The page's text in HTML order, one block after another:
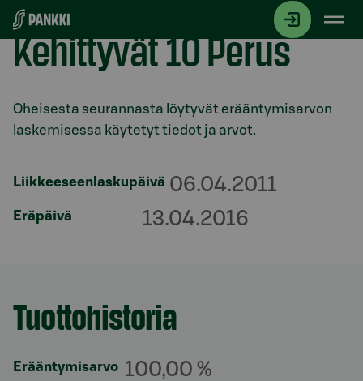
Siirry suoraan sisältöön
Kehittyvät 10 Perus
Osio otsikolla
Oheisesta seurannasta löytyvät erääntymisarvon
laskemisessa käytetyt tiedot ja arvot.
Liikkeeseenlaskupäivä 06.04.2011
Eräpäivä 13.04.2016
Osio otsikolla
Tuottohistoria
Erääntymisarvo 100,00 %